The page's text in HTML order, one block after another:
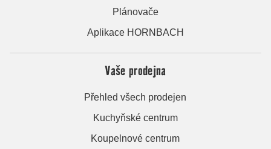
Plánovače
Aplikace HORNBACH
Vaše prodejna
Přehled všech prodejen
Kuchyňské centrum
Koupelnové centrum